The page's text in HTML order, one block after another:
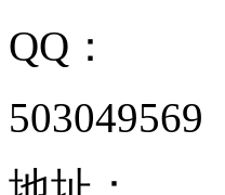
QQ：
503049569